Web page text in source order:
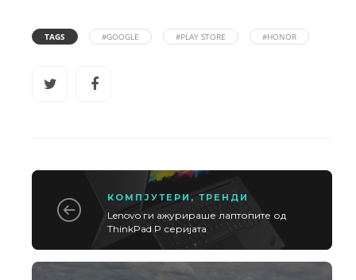
TAGS #GOOGLE #PLAY STORE #HONOR
КОМПЈУТЕРИ , ТРЕНДИ
Lenovo ги ажурираше лаптопите од
ThinkPad P серијата